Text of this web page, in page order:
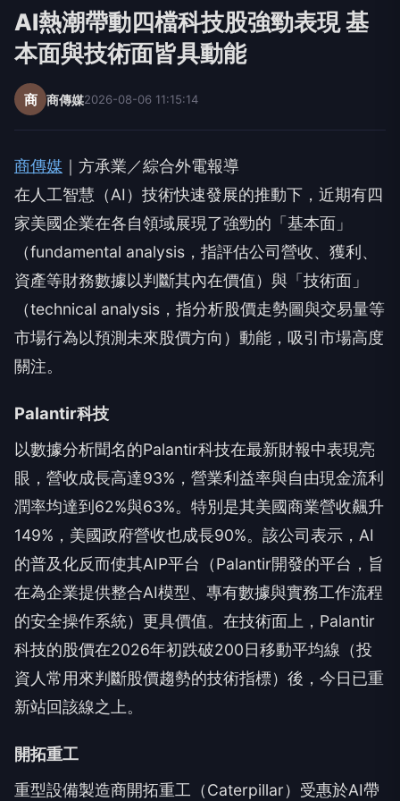
AI熱潮帶動四檔科技股強勁表現 基
本面與技術面皆具動能
商 商傳媒2026-08-06 11:15:14
商傳媒 ｜方承業／綜合外電報導
在人工智慧（AI）技術快速發展的推動下，近期有四
家美國企業在各自領域展現了強勁的「基本面」
（fundamental analysis，指評估公司營收、獲利、
資產等財務數據以判斷其內在價值）與「技術面」
（technical analysis，指分析股價走勢圖與交易量等
市場行為以預測未來股價方向）動能，吸引市場高度
關注。
Palantir科技
以數據分析聞名的Palantir科技在最新財報中表現亮
眼，營收成長高達93%，營業利益率與自由現金流利
潤率均達到62%與63%。特別是其美國商業營收飆升
149%，美國政府營收也成長90%。該公司表示，AI
的普及化反而使其AIP平台（Palantir開發的平台，旨
在為企業提供整合AI模型、專有數據與實務工作流程
的安全操作系統）更具價值。在技術面上，Palantir
科技的股價在2026年初跌破200日移動平均線（投
資人常用來判斷股價趨勢的技術指標）後，今日已重
新站回該線之上。
開拓重工
重型設備製造商開拓重工（Caterpillar）受惠於AI帶